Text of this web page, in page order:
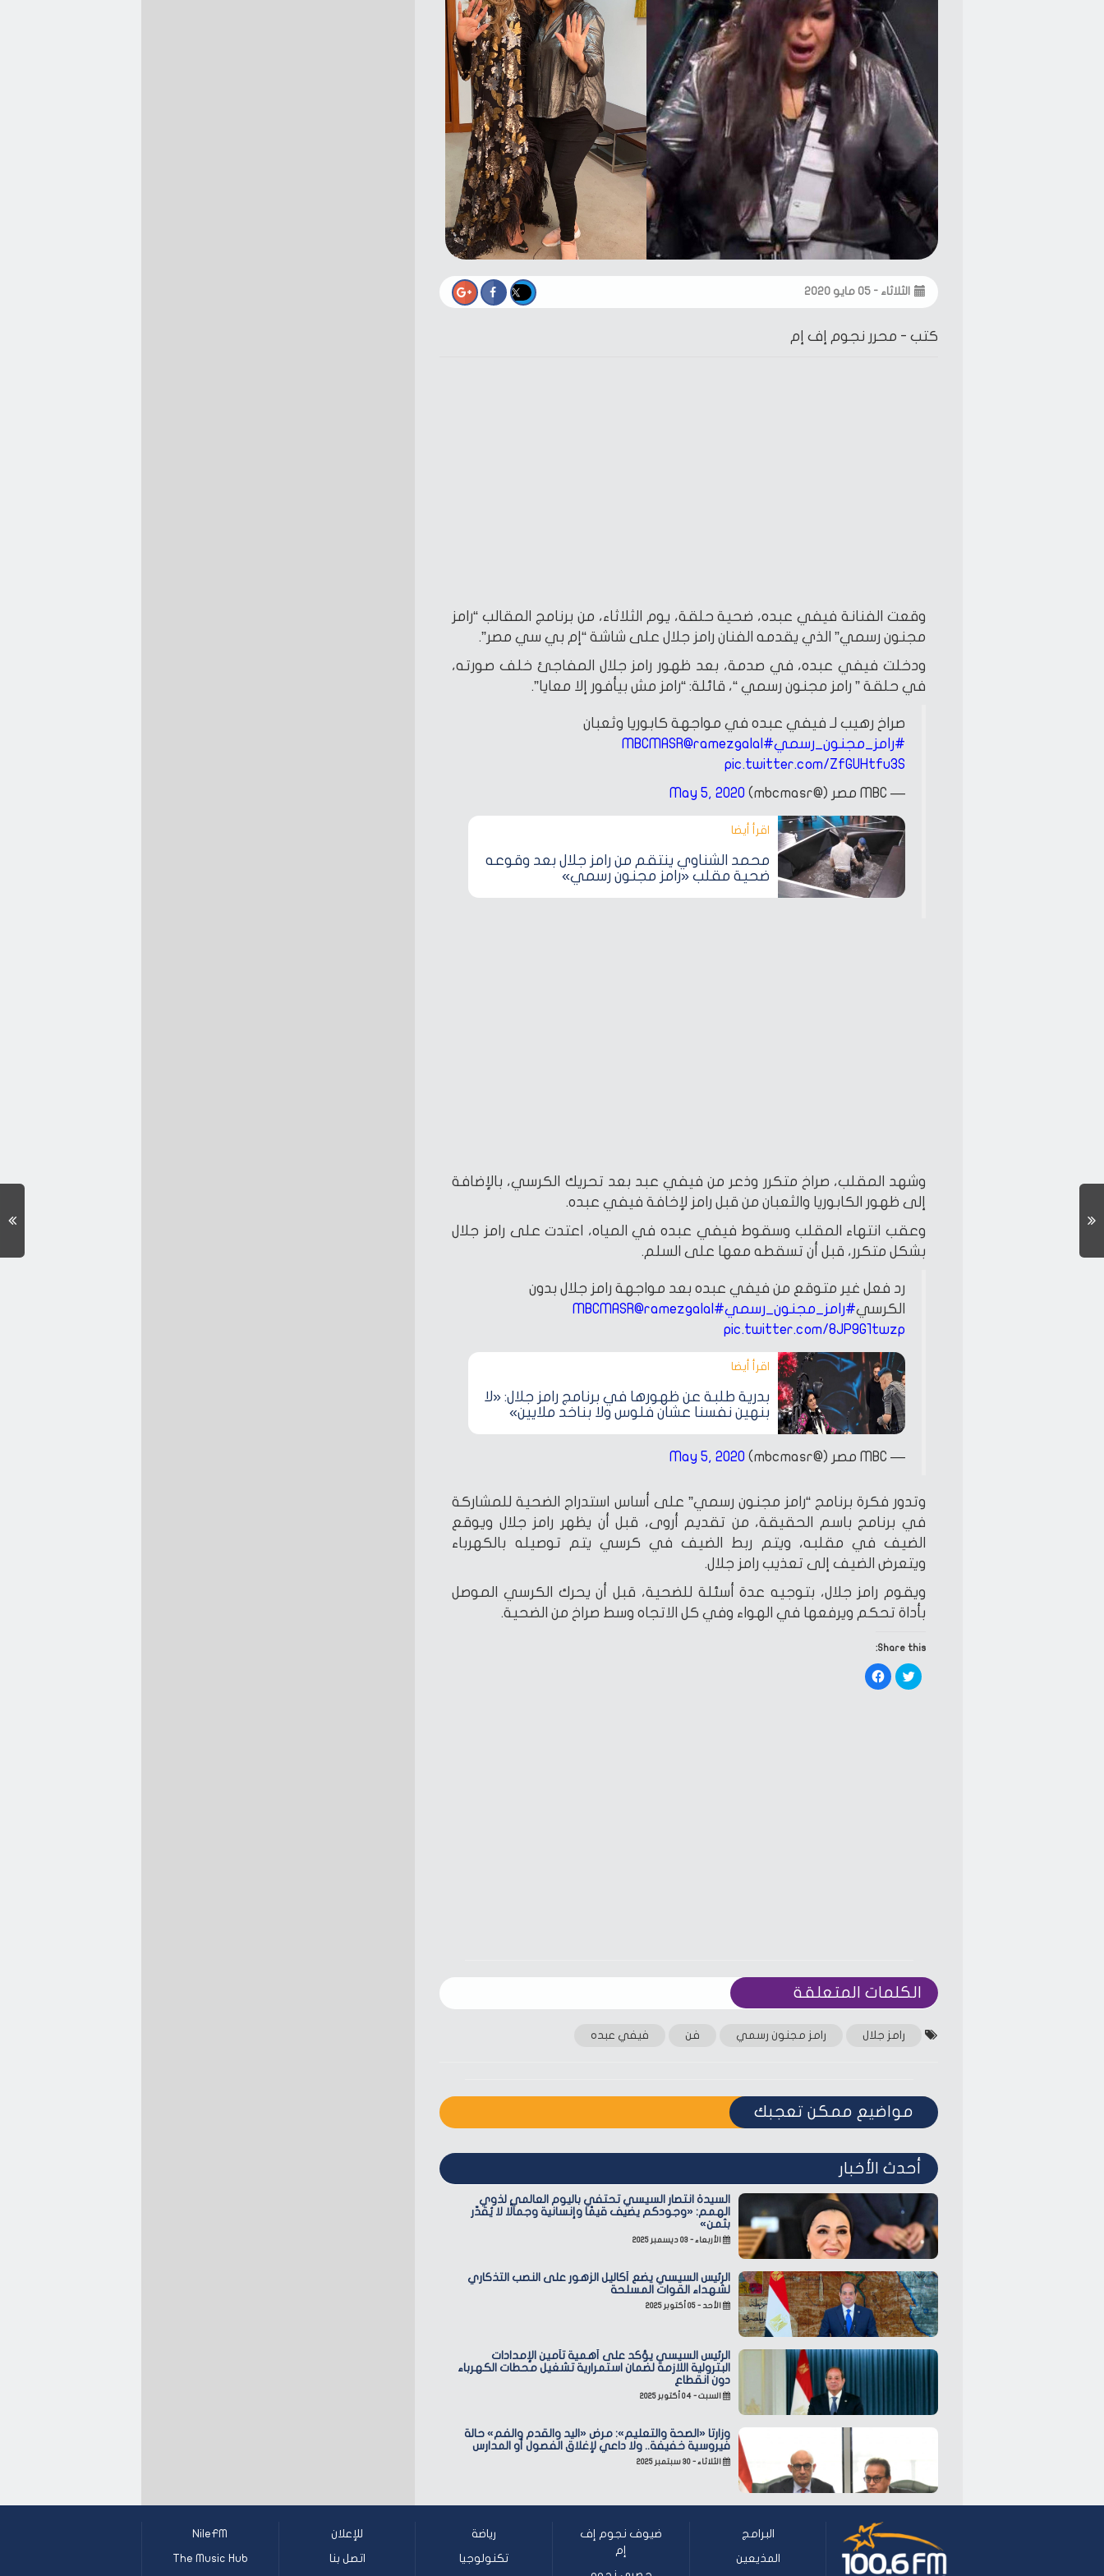
الثلاثاء - ٠٥ مايو ٢٠٢٠
كتب - محرر نجوم إف إم
وقعت الفنانة فيفي عبده، ضحية حلقة، يوم الثلاثاء، من برنامج المقالب “رامز
مجنون رسمي” الذي يقدمه الفنان رامز جلال على شاشة “إم بي سي مصر”.
ودخلت فيفي عبده، في صدمة، بعد ظهور رامز جلال المفاجئ خلف صورته،
في حلقة ” رامز مجنون رسمي “، قائلة: “رامز مش بيأفور إلا معايا”.
صراخ رهيب لـ فيفي عبده في مواجهة كابوريا وثعبان
#رامز_مجنون_رسمي#MBCMASR
@ramezgalal
pic.twitter.com/ZfGUHtfu3S
— MBC مصر (@mbcmasr)
May 5, 2020
اقرأ أيضا‎
محمد الشناوي ينتقم من رامز جلال بعد وقوعه
ضحية مقلب «رامز مجنون رسمي»
وشهد المقلب، صراخ متكرر وذعر من فيفي عبد بعد تحريك الكرسي، بالإضافة
إلى ظهور الكابوريا والثعبان من قبل رامز لإخافة فيفي عبده.
وعقب انتهاء المقلب وسقوط فيفي عبده في المياه، اعتدت على رامز جلال
بشكل متكرر، قبل أن تسقطه معها على السلم.
رد فعل غير متوقع من فيفي عبده بعد مواجهة رامز جلال بدون
الكرسي#رامز_مجنون_رسمي#MBCMASR
@ramezgalal
pic.twitter.com/8JP9G1twzp
اقرأ أيضا‎
بدرية طلبة عن ظهورها في برنامج رامز جلال: «لا
بنهين نفسنا عشان فلوس ولا بناخد ملايين»
— MBC مصر (@mbcmasr) May 5, 2020
وتدور فكرة برنامج “رامز مجنون رسمي” على أساس استدراج الضحية للمشاركة
في برنامج باسم الحقيقة، من تقديم أروى، قبل أن يظهر رامز جلال ويوقع
الضيف في مقلبه، ويتم ربط الضيف في كرسي يتم توصيله بالكهرباء
ويتعرض الضيف إلى تعذيب رامز جلال.
ويقوم رامز جلال، بتوجيه عدة أسئلة للضحية، قبل أن يحرك الكرسي الموصل
بأداة تحكم ويرفعها في الهواء وفي كل الاتجاه وسط صراخ من الضحية.
Share this:
Click
to
share
Click
to
الكلمات المتعلقة‎
رامز جلال رامز مجنون رسمي فن فيفي عبده
مواضيع ممكن تعجبك
أحدث الأخبار
السيدة انتصار السيسي تحتفي باليوم العالمي لذوي
الهمم: «وجودكم يضيف قيمًا وإنسانية وجمالًا لا يُقدّر
بثمن»
الأربعاء - ٠٣ ديسمبر ٢٠٢٥
الرئيس السيسي يضع أكاليل الزهور على النصب التذكاري
لشهداء القوات المسلحة
الأحد - ٠٥ أكتوبر ٢٠٢٥
الرئيس السيسي يؤكد على أهمية تأمين الإمدادات
البترولية اللازمة لضمان استمرارية تشغيل محطات الكهرباء
دون انقطاع
السبت - ٠٤ أكتوبر ٢٠٢٥
وزارتا «الصحة والتعليم»: مرض «اليد والقدم والفم» حالة
فيروسية خفيفة.. ولا داعي لإغلاق الفصول أو المدارس
الثلاثاء - ٣٠ سبتمبر ٢٠٢٥
البرامج
المذيعين
ضيوف نجوم إف
إم
رياضة
تكنولوجيا
للإعلان
اتصل بنا
NileFM
The Music Hub